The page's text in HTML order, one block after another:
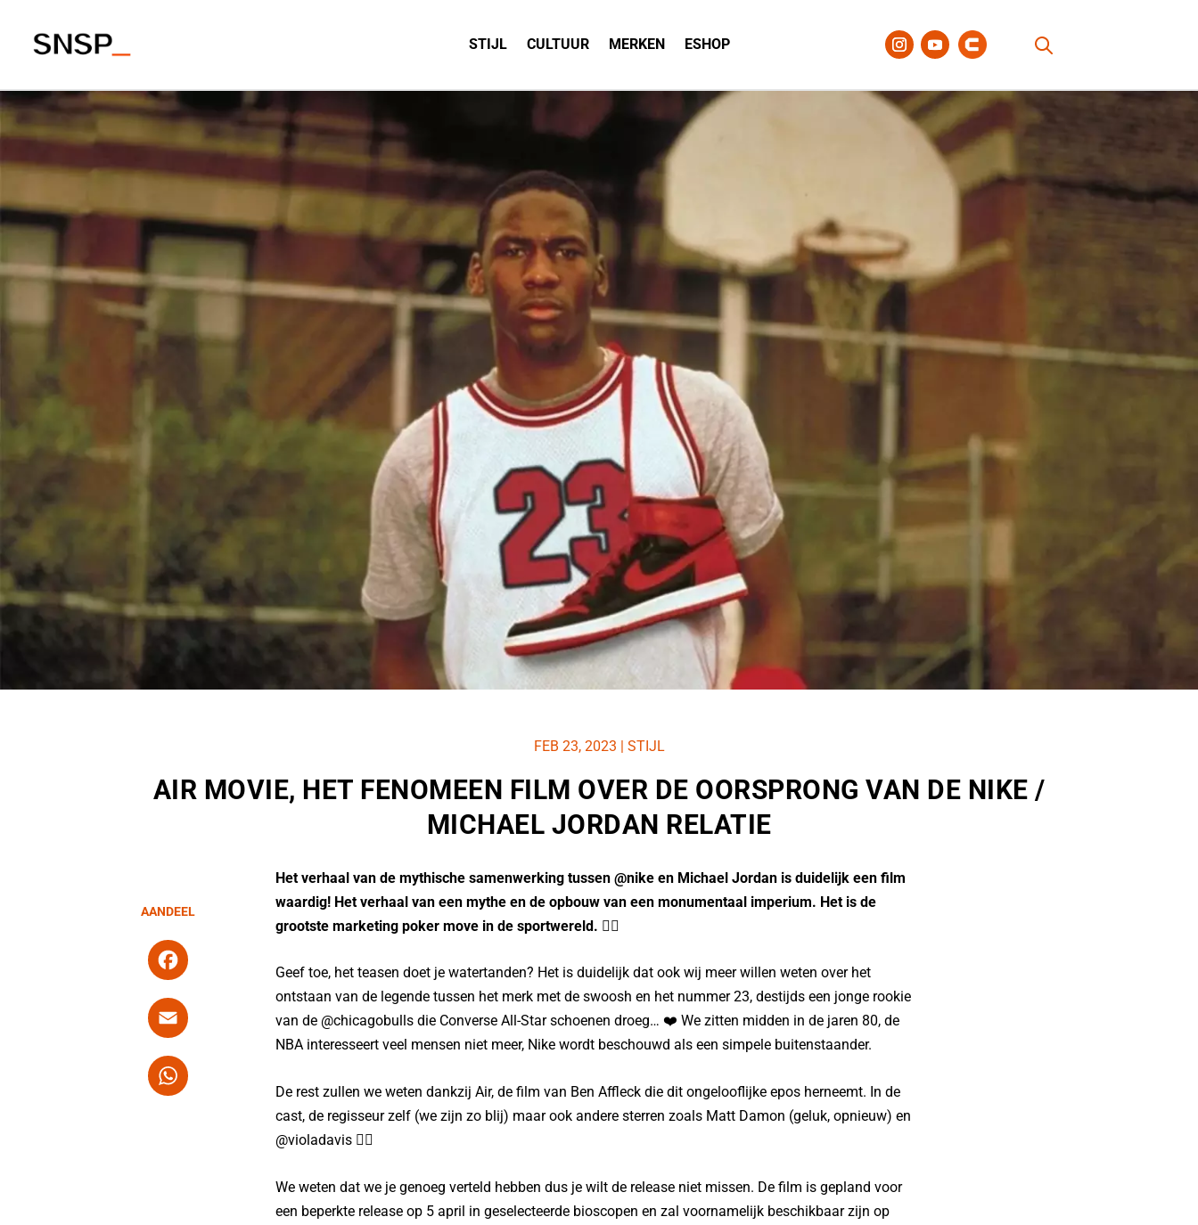
STIJL CULTUUR MERKEN ESHOP
AIR MOVIE, HET FENOMEEN FILM OVER DE OORSPRONG VAN DE NIKE /
MICHAEL JORDAN RELATIE
FEB 23, 2023 | STIJL
AANDEEL
F
c
b
E
ai
W
Het verhaal van de mythische samenwerking tussen @nike en Michael Jordan is duidelijk een film
waardig! Het verhaal van een mythe en de opbouw van een monumentaal imperium. Het is de
grootste marketing poker move in de sportwereld. 👌🏻
Geef toe, het teasen doet je watertanden? Het is duidelijk dat ook wij meer willen weten over het
ontstaan van de legende tussen het merk met de swoosh en het nummer 23, destijds een jonge rookie
van de @chicagobulls die Converse All-Star schoenen droeg… ❤️ We zitten midden in de jaren 80, de
NBA interesseert veel mensen niet meer, Nike wordt beschouwd als een simpele buitenstaander.
De rest zullen we weten dankzij Air, de film van Ben Affleck die dit ongelooflijke epos herneemt. In de
cast, de regisseur zelf (we zijn zo blij) maar ook andere sterren zoals Matt Damon (geluk, opnieuw) en
@violadavis ❤️‍🔥
We weten dat we je genoeg verteld hebben dus je wilt de release niet missen. De film is gepland voor
een beperkte release op 5 april in geselecteerde bioscopen en zal voornamelijk beschikbaar zijn op